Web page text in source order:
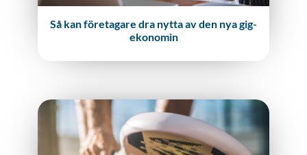
Så kan företagare dra nytta av den nya gig-
ekonomin